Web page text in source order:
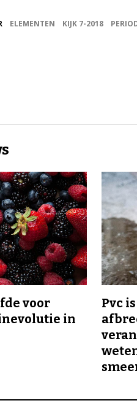
ELEMENTEN KIJK 7-2018
voor
in
Pvc